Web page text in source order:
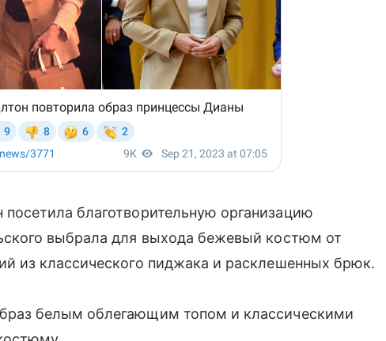
благотворительную организацию
выбрала для выхода бежевый костюм от
из классического пиджака и расклешенных брюк.
белым облегающим топом и классическими